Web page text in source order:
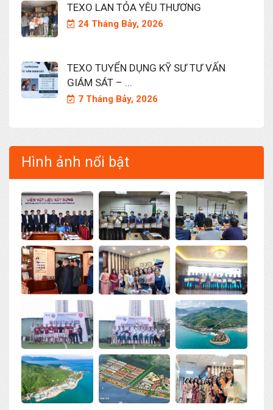
TEXO LAN TỎA YÊU THƯƠNG
24 Tháng Bảy, 2026
TEXO TUYỂN DỤNG KỸ SƯ TƯ VẤN
GIÁM SÁT – ...
7 Tháng Bảy, 2026
Hình ảnh nổi bật